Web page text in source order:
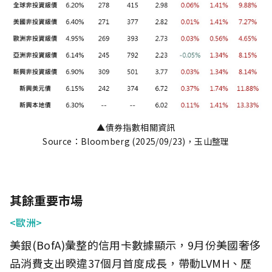
▲債券指數相關資訊
Source：Bloomberg (2025/09/23)，玉山整理
其餘重要市場
<歐洲>
美銀(BofA)彙整的信用卡數據顯示，9月份美國奢侈
品消費支出睽違37個月首度成長，帶動LVMH、歷